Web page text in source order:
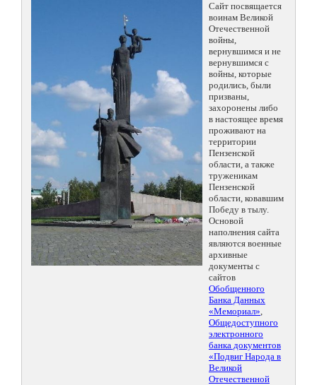
Сайт посвящается
воинам Великой
Отечественной
войны,
вернувшимся и не
вернувшимся с
войны, которые
родились, были
призваны,
захоронены либо
в настоящее время
проживают на
территории
Пензенской
области, а также
труженикам
Пензенской
области, ковавшим
Победу в тылу.
Основой
наполнения сайта
являются военные
архивные
документы с
сайтов
Обобщенного
Банка Данных
«Мемориал»,
Общедоступного
электронного
банка документов
«Подвиг Народа в
Великой
Отечественной